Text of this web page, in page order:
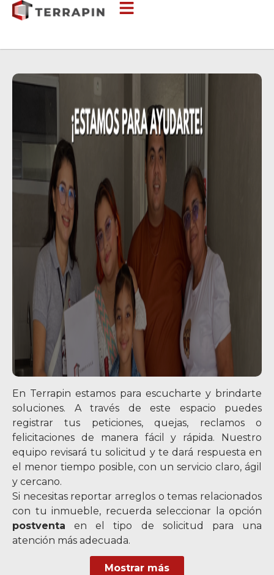
En Terrapin estamos para escucharte y brindarte
soluciones. A través de este espacio puedes
registrar tus peticiones, quejas, reclamos o
felicitaciones de manera fácil y rápida. Nuestro
equipo revisará tu solicitud y te dará respuesta en
el menor tiempo posible, con un servicio claro, ágil
y cercano.
Si necesitas reportar arreglos o temas relacionados
con tu inmueble, recuerda seleccionar la opción
postventa en el tipo de solicitud para una
atención más adecuada.
Mostrar más